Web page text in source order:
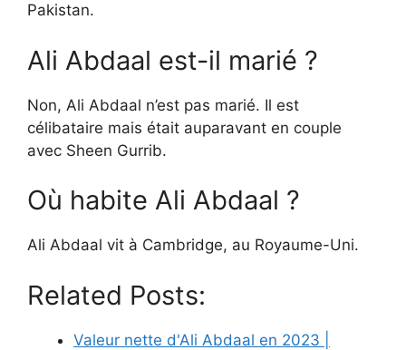
Pakistan.
Ali Abdaal est-il marié ?
Non, Ali Abdaal n’est pas marié. Il est
célibataire mais était auparavant en couple
avec Sheen Gurrib.
Où habite Ali Abdaal ?
Ali Abdaal vit à Cambridge, au Royaume-Uni.
Related Posts:
Valeur nette d'Ali Abdaal en 2023 |